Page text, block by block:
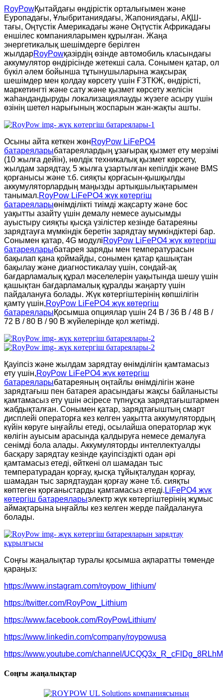
RoyPowҚытайдағы өндірістік орталығымен және
Еуропадағы, Ұлыбританиядағы, Жапониядағы, АҚШ-
тағы, Оңтүстік Америкадағы және Оңтүстік Африкадағы
еншілес компанияларымен құрылған. Жаңа
энергетикалық шешімдерге берілген
жылдарRoyPowқазірдің өзінде автомобиль класындағы
аккумулятор өндірісінде жетекші сала. Сонымен қатар, ол
бүкіл әлем бойынша тұтынушыларына жақсырақ
шешімдер мен қолдау көрсету үшін ҒЗТКЖ, өндірісті,
маркетингті және сату және қызмет көрсету желісін
жаһандандыруды локализациялауды жүзеге асыру үшін
өзінің шетел нарығының жоспарын жан-жақты ашты.
Осыны айта кеткен жөнRoyPow LiFePO4
батареяларыбатареялардың ұзағырақ қызмет ету мерзімі
(10 жылға дейін), нөлдік техникалық қызмет көрсету,
жылдам зарядтау, 5 жылға ұзартылған кепілдік және BMS
қорғанысы және т.б. сияқты қорғасын-қышқылды
аккумуляторлардың маңызды артықшылықтарымен
танымал.RoyPow LiFePO4 жүк көтергіш
батареяларыөнімділікті тиімді жақсарту және бос
уақытты азайту үшін демалу немесе ауысымды
ауыстыру сияқты қысқа үзілістер кезінде батареяны
зарядтауға мүмкіндік беретін зарядтау мүмкіндіктері бар.
Сонымен қатар, 4G модуліRoyPow LiFePO4 жүк көтергіш
батареяларыбатарея заряды мен температурасын
бақылап қана қоймайды, сонымен қатар қашықтан
бақылау және диагностикалау үшін, сондай-ақ
бағдарламалық құрал мәселелерін уақытында шешу үшін
қашықтан бағдарламалық құралды жаңарту үшін
пайдалануға болады. Жүк көтергіштерінің көпшілігін
қамту үшін,RoyPow LiFePO4 жүк көтергіш
батареяларыҚосымша опциялар үшін 24 В / 36 В / 48 В /
72 В / 80 В / 90 В жүйелерінде қол жетімді.
Қауіпсіз және жылдам зарядтау өнімділігін қамтамасыз
ету үшін,RoyPow LiFePO4 жүк көтергіш
батареяларыбатареяның оңтайлы өнімділігін және
зарядтағыш пен батарея арасындағы жақсы байланысты
қамтамасыз ету үшін әсіресе түпнұсқа зарядтағыштармен
жабдықталған. Сонымен қатар, зарядтағыштың смарт
дисплейі операторға кез келген уақытта аккумулятордың
күйін көруге ыңғайлы етеді, осылайша операторлар жүк
көлігін ауысым арасында қалдыруға немесе демалуға
сенімді бола алады. Аккумуляторды интеллектуалды
басқару зарядтау кезінде қауіпсіздікті одан әрі
қамтамасыз етеді, өйткені ол шамадан тыс
температурадан қорғау, қысқа тұйықталудан қорғау,
шамадан тыс зарядтаудан қорғау және т.б. сияқты
көптеген қорғаныстарды қамтамасыз етеді. LiFePO4 жүк
көтергіш батареяларыэлектр жүк көтергіштерінің жұмыс
аймақтарына ыңғайлы кез келген жерде пайдалануға
болады.
Соңғы жаңалықтар туралы қосымша ақпаратты төменде
қараңыз:
https://www.instagram.com/roypow_lithium/
https://twitter.com/RoyPow_Lithium
https://www.facebook.com/RoyPowLithium/
https://www.linkedin.com/company/roypowusa
https://www.youtube.com/channel/
Соңғы жаңалықтар